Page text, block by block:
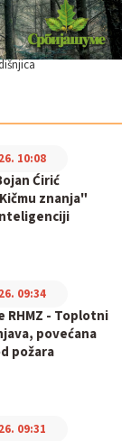
Ćirić
znanja"
10:08
RHMZ - Toplotni
povećana
požara
09:34
09:31